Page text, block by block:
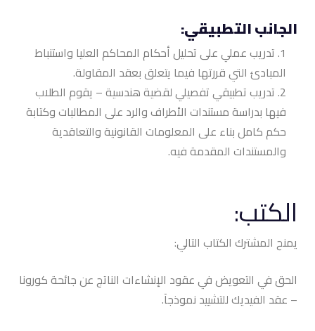
الجانب التطبيقي:
تدريب عملي على تحليل أحكام المحاكم العليا واستنباط
المبادئ التي قررتها فيما يتعلق بعقد المقاولة.
تدريب تطبيقي تفصيلي لقضية هندسية – يقوم الطلاب
فيها بدراسة مستندات الأطراف والرد على المطالبات وكتابة
حكم كامل بناء على المعلومات القانونية والتعاقدية
والمستندات المقدمة فيه.
الكتب:
يمنح المشترك الكتاب التالي:
الحق في التعويض في عقود الإنشاءات الناتج عن جائحة كورونا
– عقد الفيديك للتشييد نموذجآ.